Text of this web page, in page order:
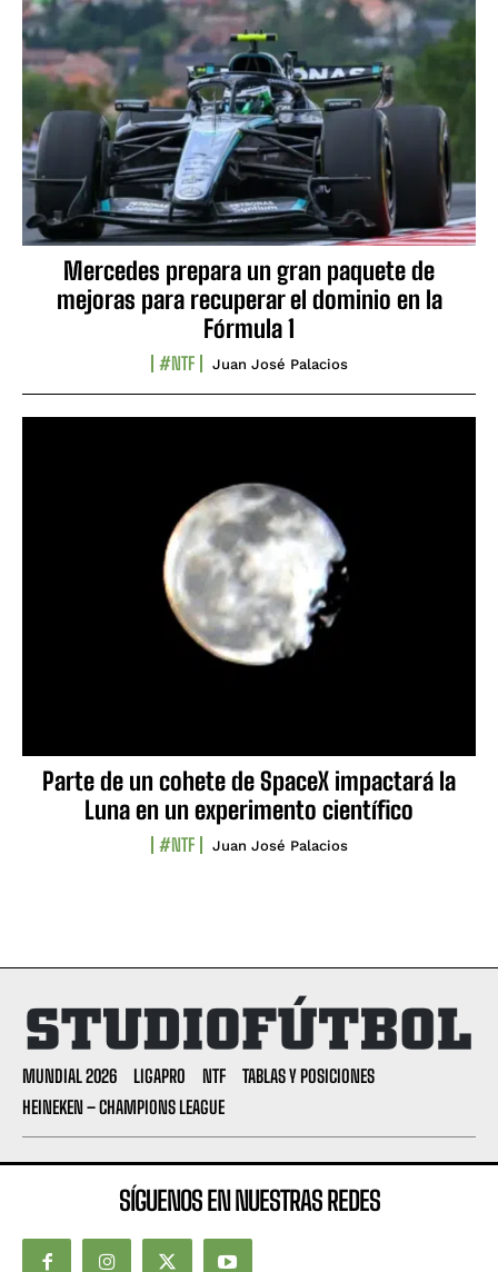
Mercedes prepara un gran paquete de
mejoras para recuperar el dominio en la
Fórmula 1
#NTF Juan José Palacios
Parte de un cohete de SpaceX impactará la
Luna en un experimento científico
#NTF Juan José Palacios
MUNDIAL 2026 LIGAPRO NTF
TABLAS Y POSICIONES
HEINEKEN – CHAMPIONS LEAGUE
SÍGUENOS EN NUESTRAS REDES